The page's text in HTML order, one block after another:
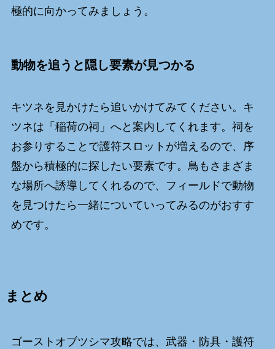
極的に向かってみましょう。
動物を追うと隠し要素が見つかる
キツネを見かけたら追いかけてみてください。キ
ツネは「稲荷の祠」へと案内してくれます。祠を
お参りすることで護符スロットが増えるので、序
盤から積極的に探したい要素です。鳥もさまざま
な場所へ誘導してくれるので、フィールドで動物
を見つけたら一緒についていってみるのがおすす
めです。
まとめ
ゴーストオブツシマ攻略では、武器・防具・護符